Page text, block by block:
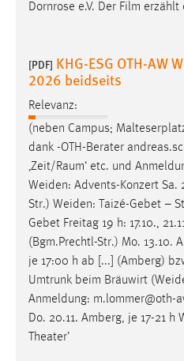
Dornrose e.V. Der Film
[PDF] KHG-ESG OTH-AW
2026 beidseits
Relevanz:
(neben Campus;
dank -OTH-Berater
‚Zeit/Raum‘ etc. und
Weiden: Advents-Konzert Sa.
Str.) Weiden: Taizé-Gebet –
Gebet Freitag 19 h: 17.10.,
(Bgm.Prechtl-Str.) Mo. 13.10.
je 17:00 h ab [...] (Amberg)
Umtrunk beim Bräuwirt (
Anmeldung: m.lommer@oth-
Do. 20.11. Amberg, je 17-21 h
Theater’